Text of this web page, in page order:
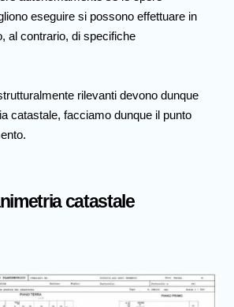
eseguire si possono effettuare in
al contrario, di specifiche
rilevanti devono dunque
catastale, facciamo dunque il punto
catastale